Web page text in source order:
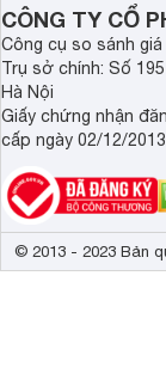
CÔNG TY CỔ
Công cụ so sánh
Trụ sở chính: Số
Hà Nội
Giấy chứng nhận
cấp ngày 02/12/2013
© 2013 - 2023 Bản